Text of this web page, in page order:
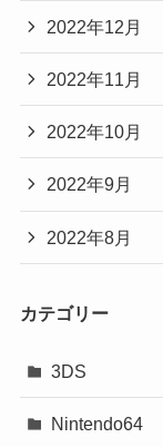
2022年12月
2022年11月
2022年10月
2022年9月
2022年8月
カテゴリー
3DS
Nintendo64